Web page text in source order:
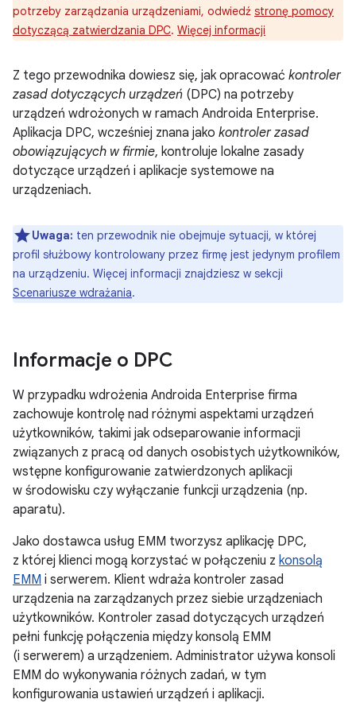
potrzeby zarządzania urządzeniami, odwiedź stronę pomocy
dotyczącą zatwierdzania DPC. Więcej informacji
Z tego przewodnika dowiesz się, jak opracować kontroler
zasad dotyczących urządzeń (DPC) na potrzeby
urządzeń wdrożonych w ramach Androida Enterprise.
Aplikacja DPC, wcześniej znana jako kontroler zasad
obowiązujących w firmie, kontroluje lokalne zasady
dotyczące urządzeń i aplikacje systemowe na
urządzeniach.
Uwaga: ten przewodnik nie obejmuje sytuacji, w której
profil służbowy kontrolowany przez firmę jest jedynym profilem
na urządzeniu. Więcej informacji znajdziesz w sekcji
Scenariusze wdrażania.
Informacje o DPC
W przypadku wdrożenia Androida Enterprise firma
zachowuje kontrolę nad różnymi aspektami urządzeń
użytkowników, takimi jak odseparowanie informacji
związanych z pracą od danych osobistych użytkowników,
wstępne konfigurowanie zatwierdzonych aplikacji
w środowisku czy wyłączanie funkcji urządzenia (np.
aparatu).
Jako dostawca usług EMM tworzysz aplikację DPC,
z której klienci mogą korzystać w połączeniu z konsolą
EMM i serwerem. Klient wdraża kontroler zasad
urządzenia na zarządzanych przez siebie urządzeniach
użytkowników. Kontroler zasad dotyczących urządzeń
pełni funkcję połączenia między konsolą EMM
(i serwerem) a urządzeniem. Administrator używa konsoli
EMM do wykonywania różnych zadań, w tym
konfigurowania ustawień urządzeń i aplikacji.